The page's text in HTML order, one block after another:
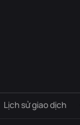
Lịch sử giao dịch